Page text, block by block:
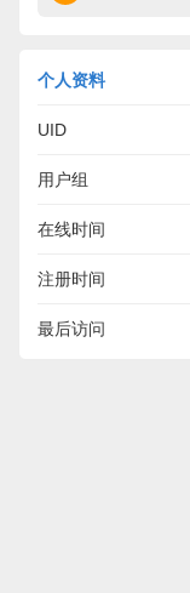
个人资料
UID
用户组
在线时间
注册时间
最后访问